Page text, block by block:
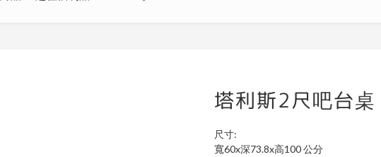
塔利斯2尺吧台桌
尺寸:
寬60x深73.8x高100 公分